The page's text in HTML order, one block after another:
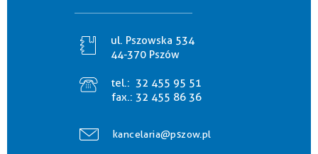
ul. Pszowska 534
44-370 Pszów
tel.: 32 455 95 51
fax.: 32 455 86 36
kancelaria@pszow.pl